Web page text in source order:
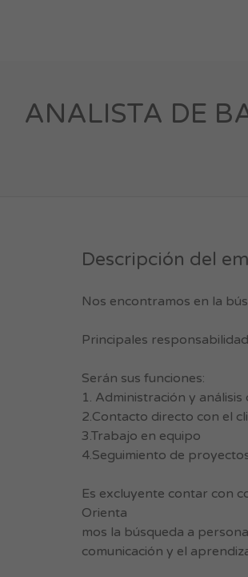
ANALISTA DE
Descripción del
Nos encontramos en la
Principales
Serán sus funciones:
1. Administración y
2.Contacto directo con el
3.Trabajo en equipo
4.Seguimiento de
Es excluyente contar con
Orienta
mos la búsqueda a
comunicación y el